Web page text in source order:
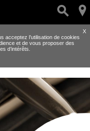
acceptez l’utilisation de cookies
et de vous proposer des
d’intérêts.
X